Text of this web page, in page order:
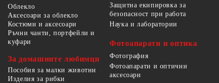
Облекло
Аксесоари за облекло
Костюми и аксесоари
Ръчни чанти, портфейли и
куфари
За домашните любимци
Пособия за малки животни
Изделия за рибки
Защитна екипировка за
безопасност при работа
Наука и лаборатории
Фотоапарати и оптика
Фотография
Фотоапарати и оптични
аксесоари